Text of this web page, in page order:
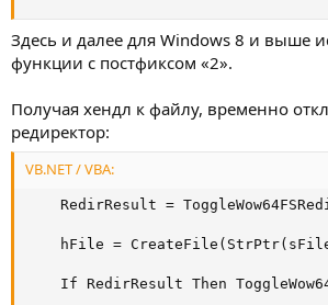
Здесь и далее для Windows 8 и выше
функции с постфиксом «2».
Получая хендл к файлу, временно
редиректор:
VB.NET / VBA:
RedirResult =
hFile =
If RedirResult Then